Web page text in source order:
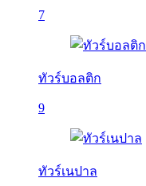
7
ทัวร์บอลติก
9
ทัวร์เนปาล